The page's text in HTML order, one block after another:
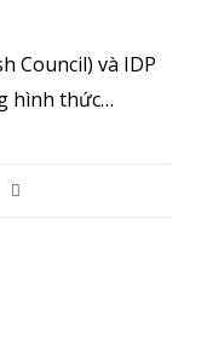
Council) và IDP
hình thức…